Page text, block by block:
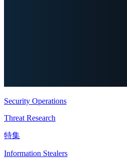
Security Operations
Threat Research
特集
Information Stealers